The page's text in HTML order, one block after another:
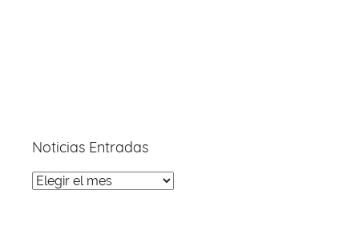
Noticias Entradas
Noticias